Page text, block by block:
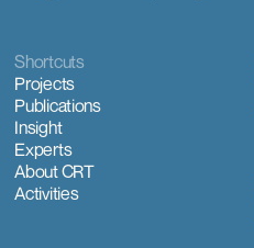
Shortcuts
Projects
Publications
Insight
Experts
About CRT
Activities